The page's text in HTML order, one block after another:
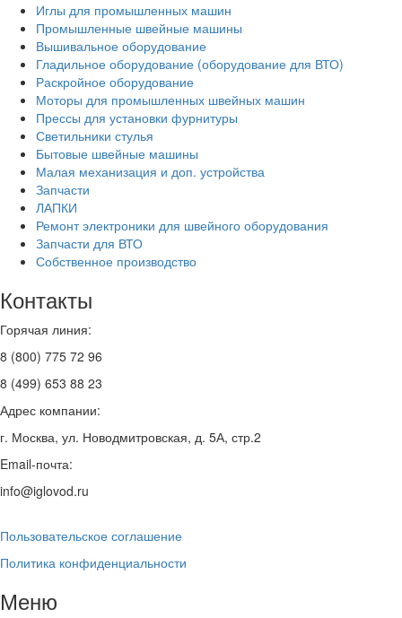
Иглы для промышленных машин
Промышленные швейные машины
Вышивальное оборудование
Гладильное оборудование (оборудование для ВТО)
Раскройное оборудование
Моторы для промышленных швейных машин
Прессы для установки фурнитуры
Светильники стулья
Бытовые швейные машины
Малая механизация и доп. устройства
Запчасти
ЛАПКИ
Ремонт электроники для швейного оборудования
Запчасти для ВТО
Собственное производство
Контакты
Горячая линия:
8 (800) 775 72 96
8 (499) 653 88 23
Адрес компании:
г. Москва, ул. Новодмитровская, д. 5А, стр.2
Email-почта:
info@iglovod.ru
Пользовательское соглашение
Политика конфиденциальности
Меню